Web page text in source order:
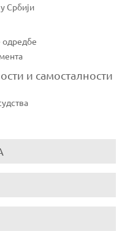
Србији
одредбе
и самосталности